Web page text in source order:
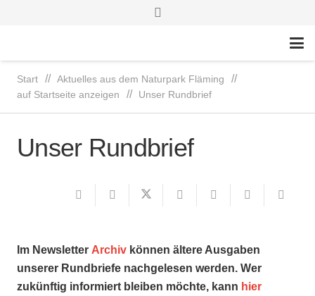
Start // Aktuelles aus dem Naturpark Fläming //
auf Startseite anzeigen // Unser Rundbrief
Unser Rundbrief
Im Newsletter Archiv können ältere Ausgaben
unserer Rundbriefe nachgelesen werden. Wer
zukünftig informiert bleiben möchte, kann hier